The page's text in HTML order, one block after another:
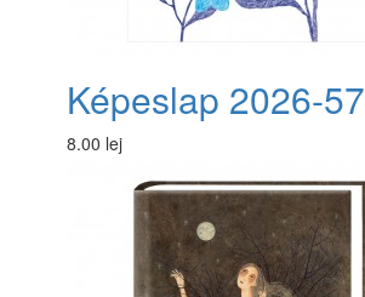
Képeslap 2026-57
8.00 lej